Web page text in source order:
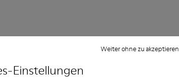
Einstellungen
Weiter ohne zu akzeptieren
für herren